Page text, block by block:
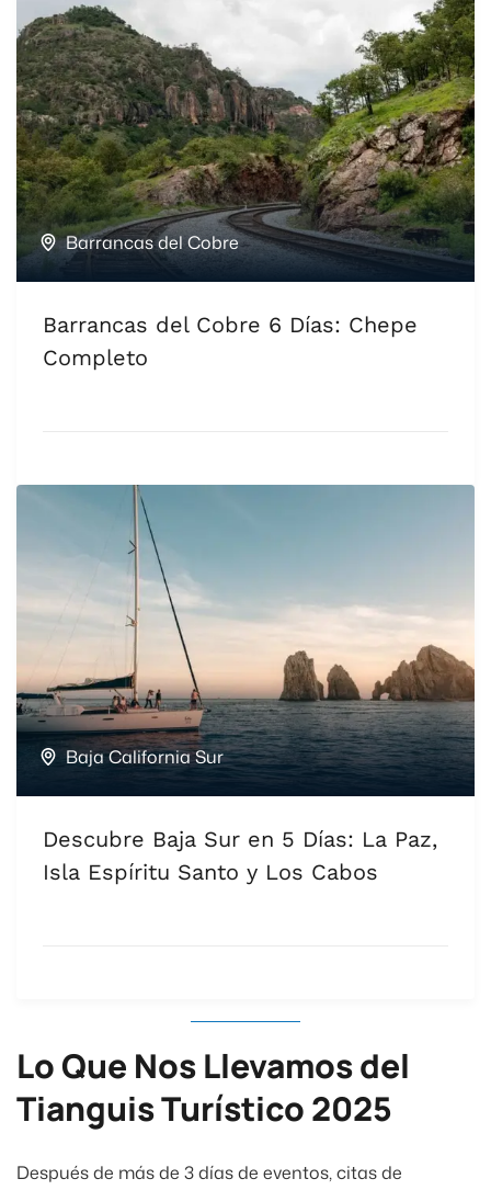
Barrancas del Cobre
Barrancas del Cobre 6 Días: Chepe
Completo
Baja California Sur
Descubre Baja Sur en 5 Días: La Paz,
Isla Espíritu Santo y Los Cabos
Lo Que Nos Llevamos del
Tianguis Turístico 2025
Después de más de 3 días de eventos, citas de